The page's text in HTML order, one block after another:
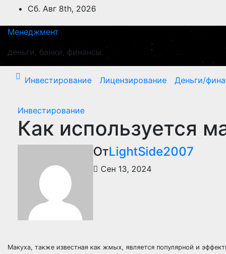
Перейти
содержимому
Сб. Авг 8th, 2026
Менеджмент
деньги, банки, финансы
Инвестирование Лицензирование Деньги/
Инвестирование
Как используется
ОтLightSide2007
Сен 13, 2024
Макуха, также известная как жмых, является популярной и